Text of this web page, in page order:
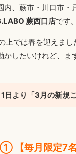
内、蕨市・川口市・
蕨西口店です。
上では春を迎えまし
かしたいけれど、
日より「3月の新規
① 【毎月限定7名